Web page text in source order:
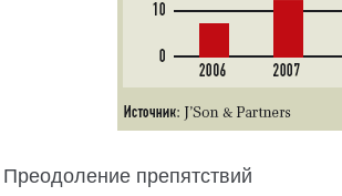
Преодоление препятствий